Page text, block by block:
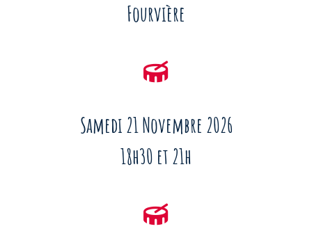
Fourvière
Samedi 21 Novembre 2026
18h30 et 21h